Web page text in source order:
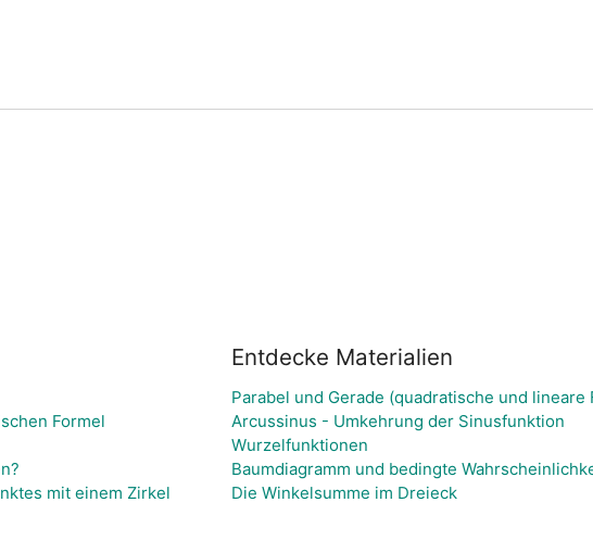
Formel
mit einem Zirkel
Entdecke Materialien
Parabel und Gerade (quadratische und lineare
Arcussinus - Umkehrung der Sinusfunktion
Wurzelfunktionen
Baumdiagramm und bedingte
Die Winkelsumme im Dreieck